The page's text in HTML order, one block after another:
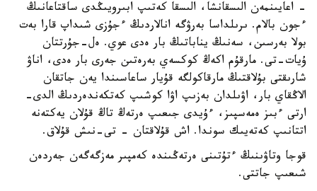
- اعايىنمەن الىسقانشا، الىسقا كەتىپ ابىرويىڭدى ساقتاعانىڭ
ءجون بالام. ىرىلداسا بەرۋگە انالاردىڭ ءجۇزى شىداپ قارا بەت
بولا بەرسىن، سەنىڭ يناباتىڭ بار ەدى عوي. ەل-جۇرتتان
ۇيات-تى. مارقۇم اكەڭ كوكسەي بەرەتىن جەرى بار ەدى، اناۋ
شارىقتى بۇلاقتىڭ مارقاكولگە قۇيار ساعاسىندا يەن جاتقان
الاڭقاي بار، اۋىلدان بەزىپ اۋا كوشىپ كەتكەندەردىڭ الدى-
ارتى ءبىز ەمەسپىز، ءۇيدى جىعىپ ەرتەڭ تاڭ قۇلان يەكتەنە
اتتانىپ كەتەيىك سوندا. اش قۇلاقتان - تى-نىش قۇلاق.
قوجا وتاۋىنىڭ ءتۇتىنى ەرتەڭىندە كەمپىر مەزگەگەن جەردەن
شىعىپ جاتتى.